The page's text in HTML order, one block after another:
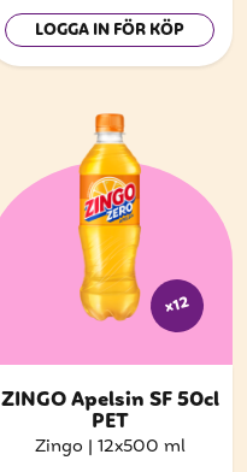
LOGGA IN FÖR KÖP
x12
ZINGO Apelsin SF 50cl
PET
Zingo | 12x500 ml